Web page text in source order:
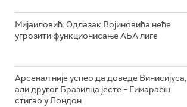
Мијаиловић: Одлазак Војиновића неће
угрозити функционисање АБА лиге
Арсенал није успео да доведе Винисијуса,
али другог Бразилца јесте – Гимараеш
стигао у Лондон